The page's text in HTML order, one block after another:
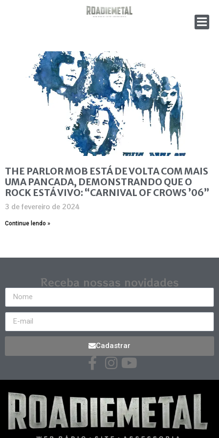
THE PARLOR MOB ESTÁ DE VOLTA COM MAIS
UMA PANCADA, DEMONSTRANDO QUE O
ROCK ESTÁ VIVO: “CARNIVAL OF CROWS ’06”
3 de fevereiro de 2024
Continue lendo »
Receba nossas novidades
Cadastrar